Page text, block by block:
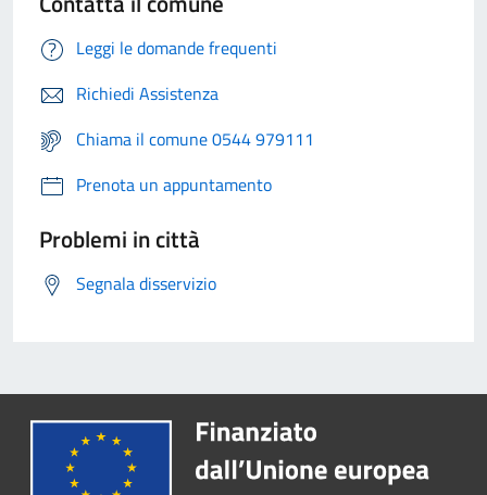
Leggi le domande frequenti
Richiedi Assistenza
Chiama il comune 0544 979111
Prenota un appuntamento
Problemi in città
Segnala disservizio